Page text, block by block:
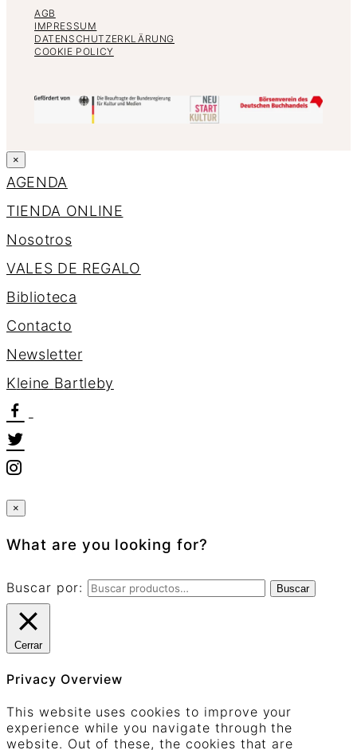
AGB
IMPRESSUM
DATENSCHUTZERKLÄRUNG
COOKIE POLICY
×
AGENDA
TIENDA ONLINE
Nosotros
VALES DE REGALO
Biblioteca
Contacto
Newsletter
Kleine Bartleby
×
What are you looking for?
Buscar por: Buscar
Cerrar
Privacy Overview
This website uses cookies to improve your
experience while you navigate through the
website. Out of these, the cookies that are